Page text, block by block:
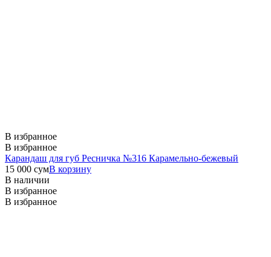
В избранное
В избранное
Карандаш для губ Ресничка №316 Карамельно-бежевый
15 000 сумВ корзину
В наличии
В избранное
В избранное